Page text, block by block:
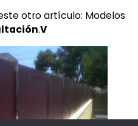
otro artículo: Modelos
.V